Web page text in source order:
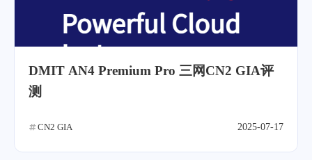
DMIT AN4 Premium Pro 三网CN2 GIA评
测
CN2 GIA 2025-07-17